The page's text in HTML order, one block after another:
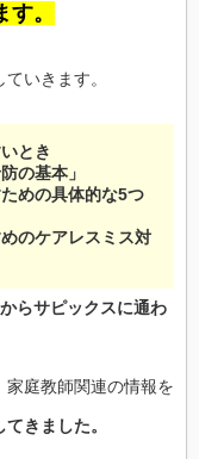
。
いきます。
とき
の基本」
めの具体的な5つ
のケアレスミス対
らサピックスに通わ
家庭教師関連の情報を
きました。